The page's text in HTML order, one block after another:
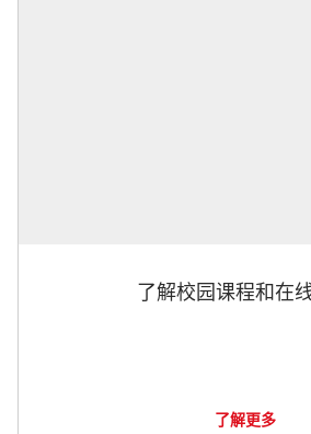
了解校园课程和在
了解更多